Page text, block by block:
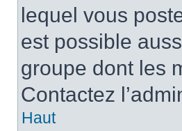
lequel vous
est possible
groupe dont les
Contactez
Haut